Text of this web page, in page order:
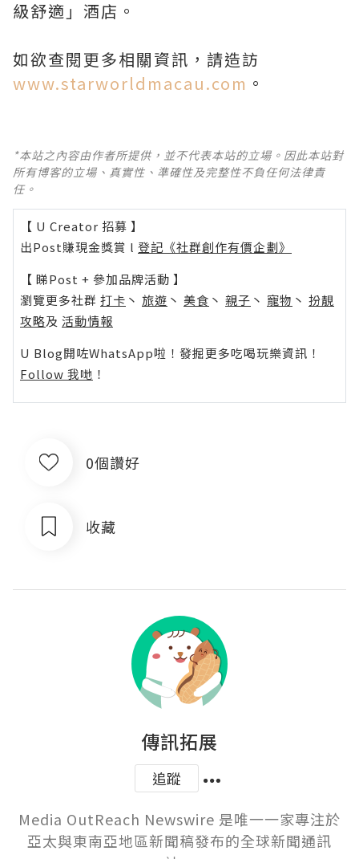
級舒適」酒店。
如欲查閱更多相關資訊，請造訪
www.starworldmacau.com 。
*本站之內容由作者所提供，並不代表本站的立場。因此本站對
所有博客的立場、真實性、準確性及完整性不負任何法律責
任。
【 U Creator 招募 】
出Post賺現金獎賞 l 登記《社群創作有價企劃》
【 睇Post + 參加品牌活動 】
瀏覽更多社群 打卡 丶 旅遊 丶 美食 丶 親子 丶 寵物 丶 扮靚
攻略及 活動情報
U Blog開咗WhatsApp啦！發掘更多吃喝玩樂資訊！
Follow 我哋 ！
0個讚好
收藏
傳訊拓展
追蹤
Media OutReach Newswire 是唯一一家專注於
亞太與東南亞地區新聞稿發布的全球新聞通訊